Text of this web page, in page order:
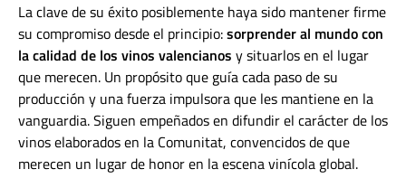
La clave de su éxito posiblemente haya sido mantener firme
su compromiso desde el principio:sorprender al mundo con
la calidad de los vinos valencianos y situarlos en el lugar
que merecen. Un propósitoque guía cada paso de su
producción y una fuerza impulsora que les mantiene en la
vanguardia.Siguen empeñados en difundir el carácter de los
vinos elaborados en la Comunitat, convencidos de que
merecen un lugar de honor en la escena vinícola global.